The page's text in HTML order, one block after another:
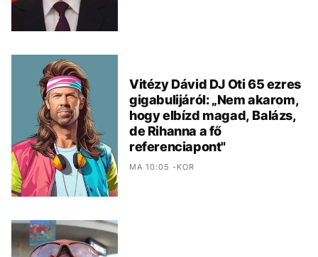
Vitézy Dávid DJ Oti 65 ezres
gigabulijáról: „Nem akarom,
hogy elbízd magad, Balázs,
de Rihanna a fő
referenciapont"
MA 10:05 -KOR